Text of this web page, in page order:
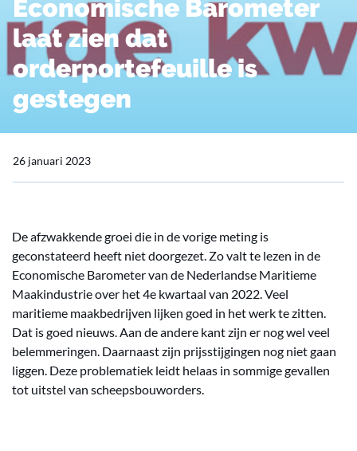
Economische Barometer
laat zien dat
orderportefeuille is
gestegen
26 januari 2023
De afzwakkende groei die in de vorige meting is
geconstateerd heeft niet doorgezet. Zo valt te lezen in de
Economische Barometer van de Nederlandse Maritieme
Maakindustrie over het 4e kwartaal van 2022. Veel
maritieme maakbedrijven lijken goed in het werk te zitten.
Dat is goed nieuws. Aan de andere kant zijn er nog wel veel
belemmeringen. Daarnaast zijn prijsstijgingen nog niet gaan
liggen. Deze problematiek leidt helaas in sommige gevallen
tot uitstel van scheepsbouworders.